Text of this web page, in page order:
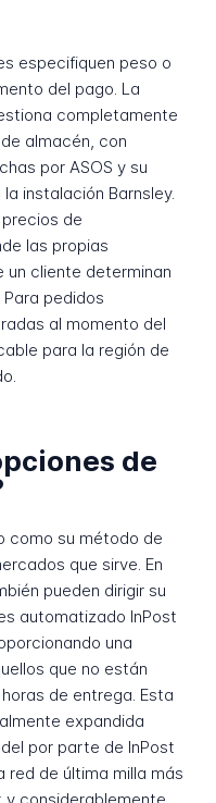
especifiquen peso o
del pago. La
completamente
almacén, con
por ASOS y su
instalación Barnsley.
de
las propias
cliente determinan
pedidos
al momento del
para la región de
de
como su método de
que sirve. En
pueden dirigir su
automatizado InPost
una
que no están
de entrega. Esta
expandida
por parte de InPost
red de última milla más